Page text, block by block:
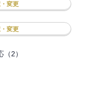
変更
変更
2）